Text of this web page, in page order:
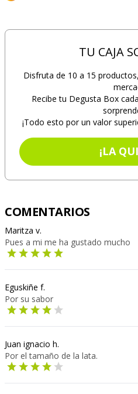
TU CAJA
Disfruta de 10 a 15
Recibe tu Degusta Box
¡Todo esto por un valor
¡LA
COMENTARIOS
Maritza v.
Pues a mi me ha gustado mucho
Eguskiñe f.
Por su sabor
Juan ignacio h.
Por el tamaño de la lata.